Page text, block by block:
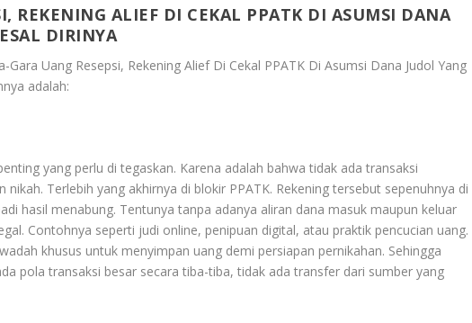
REKENING ALIEF DI CEKAL PPATK DI ASUMSI DANA
DIRINYA
Gara Uang Resepsi, Rekening Alief Di Cekal PPATK Di Asumsi Dana Judol Yang
adalah:
yang perlu di tegaskan. Karena adalah bahwa tidak ada transaksi
Terlebih yang akhirnya di blokir PPATK. Rekening tersebut sepenuhnya di
hasil menabung. Tentunya tanpa adanya aliran dana masuk maupun keluar
Contohnya seperti judi online, penipuan digital, atau praktik pencucian uang.
khusus untuk menyimpan uang demi persiapan pernikahan. Sehingga
pola transaksi besar secara tiba-tiba, tidak ada transfer dari sumber yang